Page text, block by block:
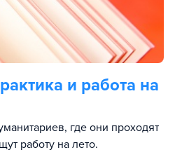
и работа на
где они проходят
работу на лето.